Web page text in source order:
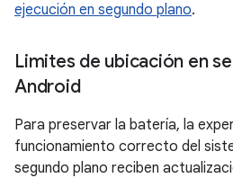
ejecución en segundo plano.
Limites de ubicación en
Android
Para preservar la batería, la
funcionamiento correcto del
segundo plano reciben